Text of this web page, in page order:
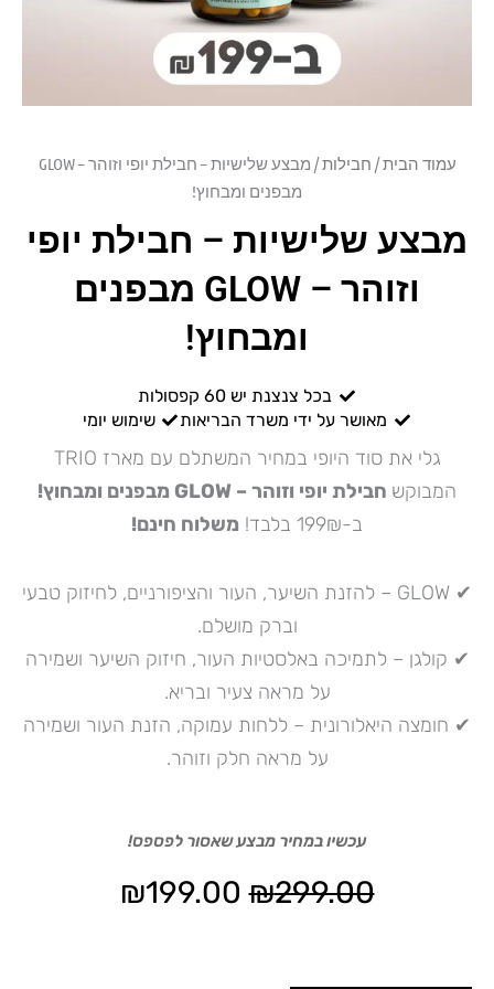
עמוד הבית/ חבילות
/ מבצע שלישיות – חבילת יופי וזוהר – GLOW
מבפנים ומבחוץ!
מבצע שלישיות – חבילת יופי
וזוהר – GLOW מבפנים
ומבחוץ!
בכל צנצנת יש 60 קפסולות
מאושר על ידי משרד הבריאות
שימוש יומי
גלי את סוד היופי במחיר המשתלם עם מארז TRIO
המבוקש חבילת יופי וזוהר – GLOW מבפנים ומבחוץ!
ב-199₪ בלבד!
משלוח חינם!
✔ GLOW – להזנת השיער, העור והציפורניים, לחיזוק טבעי
וברק מושלם.
✔ קולגן – לתמיכה באלסטיות העור, חיזוק השיער ושמירה
על מראה צעיר ובריא.
✔ חומצה היאלורונית – ללחות עמוקה, הזנת העור ושמירה
על מראה חלק וזוהר.
עכשיו במחיר מבצע שאסור לפספס!
₪299.00
המחיר ₪199.00